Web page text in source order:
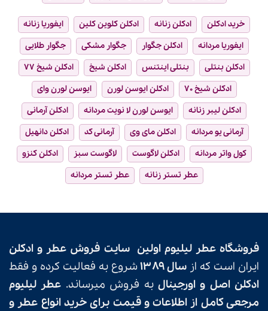
خرید ادکلن ادکلن زنانه ادکلن کلوین کلین
ایفوریا زنانه
ایفوریا مردانه
ادکلن جگوار جگوار مشکی
جگوار طلایی
ادکلن بنتلی
بنتلی اینتنس ادکلن شیخ
ادکلن شیخ ۷۷
ادکلن شیخ ۷۰
ادکلن ایوسن لورن
ایوسن لورن وای
ادکلن لیبر زنانه
ایوسن لورن لا نویت مردانه
ادکلن آرمانی
آرمانی یو مردانه
ادکلن مای وی آرمانی کد
ادکلن دانهیل
کول واتر مردانه
ادکلن لاگوست لاگوست سبز
ادکلن کنزو
عطر تستر زنانه
عطر تستر مردانه
فروشگاهعطر لیلیوم اولین سایت فروش عطر و ادکلن
ایران است که از سال ۱۳۸۹
شروع به فعالیت کرده و فقط
ادکلن اصل و اورجینال به فروش میرساند. عطر لیلیوم
مرجعی کامل از اطلاعات و قیمت برای خرید انواع عطر و